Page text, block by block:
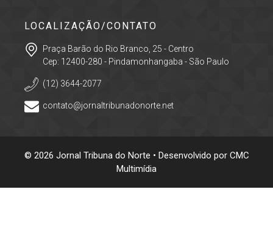
LOCALIZAÇÃO/CONTATO
Praça Barão do Rio Branco, 25 - Centro
Cep: 12400-280 - Pindamonhangaba - São Paulo
(12) 3644-2077
contato@jornaltribunadonorte.net
© 2026 Jornal Tribuna do Norte • Desenvolvido por CMC
Multimídia